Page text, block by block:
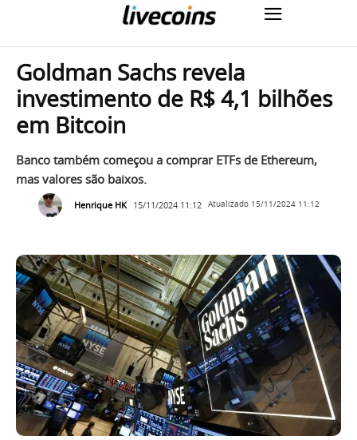
Goldman Sachs revela
investimento de R$ 4,1 bilhões
em Bitcoin
Banco também começou a comprar ETFs de Ethereum,
mas valores são baixos.
Henrique HK 15/11/2024 11:12 Atualizado 15/11/2024 11:12